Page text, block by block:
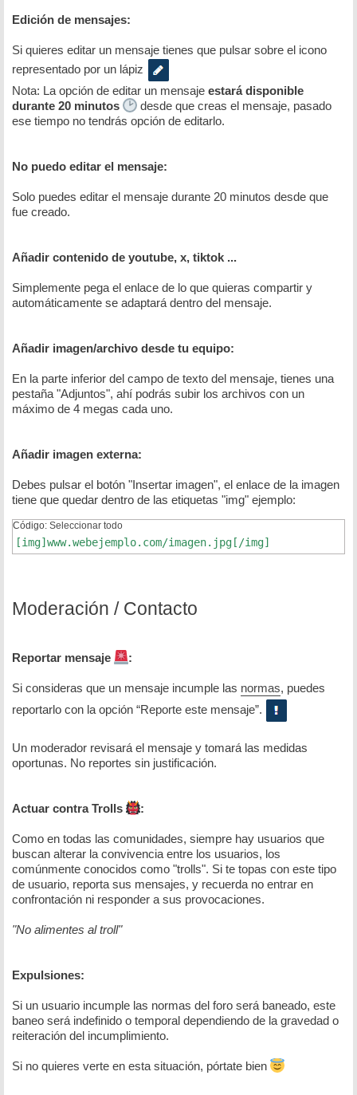
Edición de mensajes:
Si quieres editar un mensaje tienes que pulsar sobre el icono
representado por un lápiz
Nota: La opción de editar un mensaje estará disponible
durante 20 minutos
desde que creas el mensaje, pasado
ese tiempo no tendrás opción de editarlo.
No puedo editar el mensaje:
Solo puedes editar el mensaje durante 20 minutos desde que
fue creado.
Añadir contenido de youtube, x, tiktok ...
Simplemente pega el enlace de lo que quieras compartir y
automáticamente se adaptará dentro del mensaje.
Añadir imagen/archivo desde tu equipo:
En la parte inferior del campo de texto del mensaje, tienes una
pestaña "Adjuntos", ahí podrás subir los archivos con un
máximo de 4 megas cada uno.
Añadir imagen externa:
Debes pulsar el botón "Insertar imagen", el enlace de la imagen
tiene que quedar dentro de las etiquetas "img" ejemplo:
Código: Seleccionar todo
[img]www.webejemplo.com/imagen.jpg[/img]
Moderación / Contacto
Reportar mensaje :
Si consideras que un mensaje incumple las normas, puedes
reportarlo con la opción “Reporte este mensaje”.
Un moderador revisará el mensaje y tomará las medidas
oportunas. No reportes sin justificación.
Actuar contra Trolls :
Como en todas las comunidades, siempre hay usuarios que
buscan alterar la convivencia entre los usuarios, los
comúnmente conocidos como "trolls". Si te topas con este tipo
de usuario, reporta sus mensajes, y recuerda no entrar en
confrontación ni responder a sus provocaciones.
"No alimentes al troll"
Expulsiones:
Si un usuario incumple las normas del foro será baneado, este
baneo será indefinido o temporal dependiendo de la gravedad o
reiteración del incumplimiento.
Si no quieres verte en esta situación, pórtate bien